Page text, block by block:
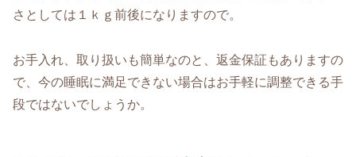
さとしては１ｋｇ前後になりますので。
お手入れ、取り扱いも簡単なのと、返金保証もありますの
で、今の睡眠に満足できない場合はお手軽に調整できる手
段ではないでしょうか。